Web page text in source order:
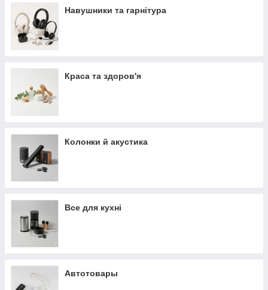
Навушники та гарнітура
Краса та здоров'я
Колонки й акустика
Все для кухні
Автотовары